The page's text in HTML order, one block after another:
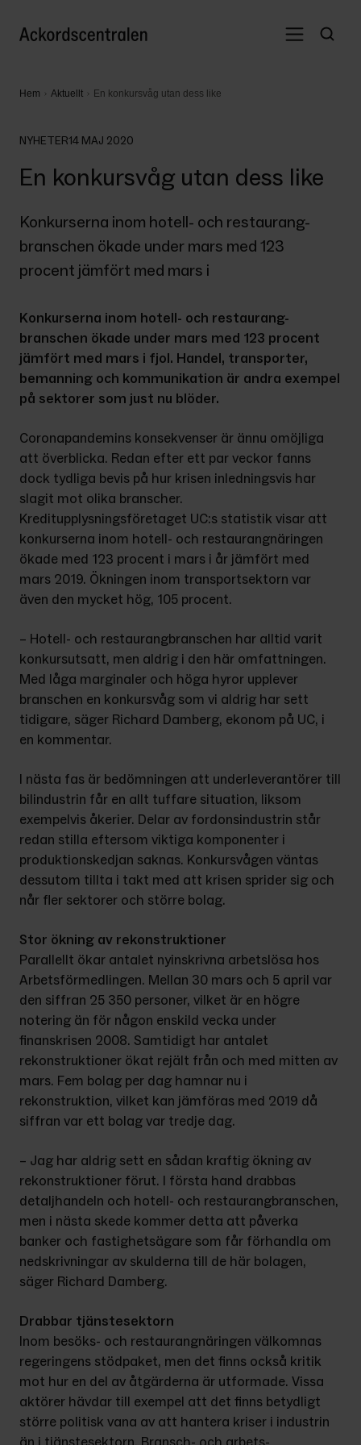
Hem Aktuellt En konkursvåg utan dess like
NYHETER14 MAJ 2020
En konkursvåg utan dess like
Konkurserna inom hotell- och restaurang-
branschen ökade under mars med 123
procent jämfört med mars i
Konkurserna inom hotell- och restaurang-
branschen ökade under mars med 123 procent
jämfört med mars i fjol. Handel, transporter,
bemanning och kommunikation är andra exempel
på sektorer som just nu blöder.
Coronapandemins konsekvenser är ännu omöjliga
att överblicka. Redan efter ett par veckor fanns
dock tyd­liga bevis på hur krisen inlednings­vis har
slagit mot olika branscher.
Kreditupplysningsföretaget UC:s statistik visar att
konkurserna inom hotell- och restaurangnäringen
ökade med 123 procent i mars i år jämfört med
mars 2019. Ökningen inom trans­portsektorn var
även den mycket hög, 105 procent.
– Hotell- och restaurangbranschen har alltid varit
konkursutsatt, men aldrig i den här omfattningen.
Med låga marginaler och höga hyror upp­lever
branschen en konkursvåg som vi aldrig har sett
tidigare, säger Richard Damberg, ekonom på UC, i
en kom­mentar.
I nästa fas är bedömningen att underleverantörer till
bilindustrin får en allt tuffare situation, liksom
exempelvis åkerier. Delar av fordons­industrin står
redan stilla eftersom viktiga komponenter i
produktions­kedjan saknas. Konkursvågen väntas
dessutom tillta i takt med att krisen sprider sig och
når fler sektorer och större bolag.
Stor ökning av rekonstruktioner
Parallellt ökar antalet nyinskrivna arbetslösa hos
Arbetsförmedlingen. Mellan 30 mars och 5 april var
den siffran 25 350 personer, vilket är en högre
notering än för någon enskild vecka under
finanskrisen 2008. Sam­tidigt har antalet
rekonstruktioner ökat rejält från och med mitten av
mars. Fem bolag per dag hamnar nu i
rekonstruktion, vilket kan jämföras med 2019 då
siffran var ett bolag var tredje dag.
– Jag har aldrig sett en sådan kraftig ökning av
rekonstruktioner förut. I första hand drabbas
detaljhandeln och hotell- och restaurangbranschen,
men i nästa skede kommer detta att påverka
banker och fastighetsägare som får förhandla om
nedskrivningar av skulderna till de här bolagen,
säger Richard Damberg.
Drabbar tjänstesektorn
Inom besöks- och restaurangnäring­en välkomnas
regeringens stödpaket, men det finns också kritik
mot hur en del av åtgärderna är utformade. Vis­sa
aktörer hävdar till exempel att det finns betydligt
större politisk vana av att hantera kriser i industrin